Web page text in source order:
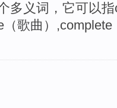
多义词，它可以
（歌曲）